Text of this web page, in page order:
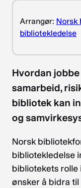
Arrangør: Norsk
bibliotekledelse
Hvordan
samarbeid,
bibliotek kan
og
Norsk
bibliotekledelse
bibliotekets rolle
ønsker å bidra